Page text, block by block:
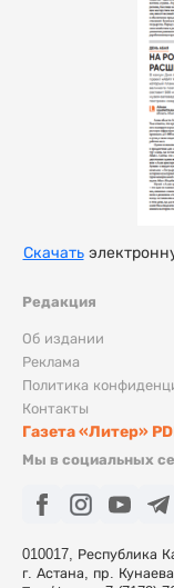
Редакция
Об издании
Реклама
Политика
Контакты
Газета «Литер»
Мы в социальных
010017, Республика
г. Астана, пр.
Скачать